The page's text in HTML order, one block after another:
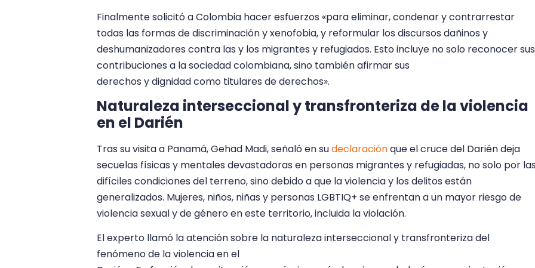
Finalmente solicitó a Colombia hacer esfuerzos «para eliminar, condenar y contrarrestar
todas las formas de discriminación y xenofobia, y reformular los discursos dañinos y
deshumanizadores contra las y los migrantes y refugiados. Esto incluye no solo reconocer sus
contribuciones a la sociedad colombiana, sino también afirmar sus
derechos y dignidad como titulares de derechos».
Naturaleza interseccional y transfronteriza de la violencia
en el Darién
Tras su visita a Panamá, Gehad Madi, señaló en sudeclaraciónque el cruce del Darién deja
secuelas físicas y mentales devastadoras en personas migrantes y refugiadas, no solo por
difíciles condiciones del terreno, sino debido a que la violencia y los delitos están
generalizados. Mujeres, niños, niñas y personas LGBTIQ+ se enfrentan a un mayor riesgo de
violencia sexual y de género en este territorio, incluida la violación.
El experto llamó la atención sobre la naturaleza interseccional y transfronteriza del
fenómeno de la violencia en el